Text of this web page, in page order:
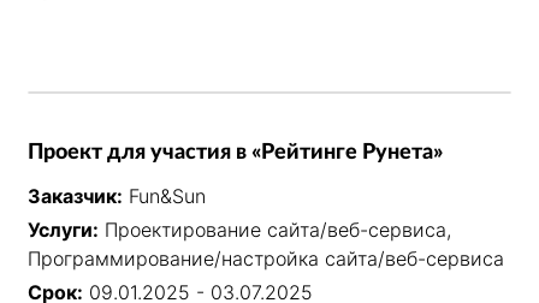
Проект для участия в «Рейтинге Рунета»
Заказчик: Fun&Sun
Услуги: Проектирование сайта/веб-сервиса,
Программирование/настройка сайта/веб-сервиса
Срок: 09.01.2025 - 03.07.2025